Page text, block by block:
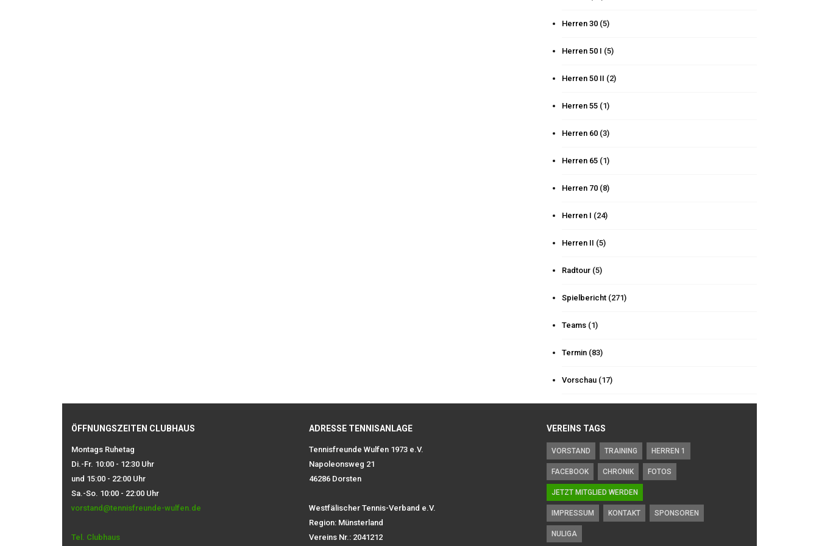
Herren 30 (5)
Herren 50 I (5)
Herren 50 II (2)
Herren 55 (1)
Herren 60 (3)
Herren 65 (1)
Herren 70 (8)
Herren I (24)
Herren II (5)
Radtour (5)
Spielbericht (271)
Teams (1)
Termin (83)
Vorschau (17)
ÖFFNUNGSZEITEN CLUBHAUS
Montags Ruhetag
Di.-Fr. 10:00 - 12:30 Uhr
und 15:00 - 22:00 Uhr
Sa.-So. 10:00 - 22:00 Uhr
vorstand@tennisfreunde-wulfen.de
Tel. Clubhaus
ADRESSE TENNISANLAGE
Tennisfreunde Wulfen 1973 e.V.
Napoleonsweg 21
46286 Dorsten
Westfälischer Tennis-Verband e.V.
Region: Münsterland
Vereins Nr.: 2041212
VEREINS TAGS
VORSTAND TRAINING HERREN 1
FACEBOOK CHRONIK FOTOS
JETZT MITGLIED WERDEN
IMPRESSUM KONTAKT SPONSOREN
NULIGA